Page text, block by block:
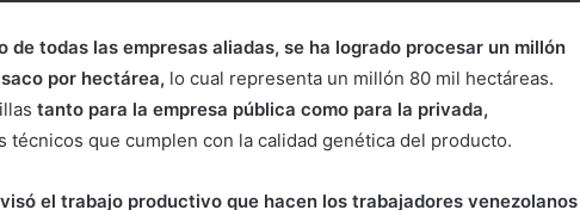
de todas las empresas aliadas, se ha logrado procesar un millón
por hectárea, lo cual representa un millón 80 mil hectáreas.
tanto para la empresa pública como para la privada,
técnicos que cumplen con la calidad genética del producto.
el trabajo productivo que hacen los trabajadores venezolanos